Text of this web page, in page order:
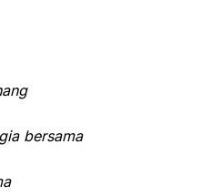
bersama